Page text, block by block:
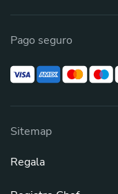
Pago seguro
Sitemap
Regala